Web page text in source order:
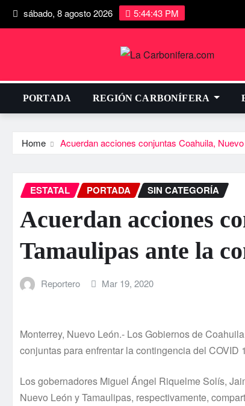
sábado, 8 agosto 2026 5:44:44 PM
PORTADA REGIÓN CARBONÍFERA
Home Acuerdan acciones conjuntas Coahuila,
ESTATAL PORTADA SIN CATEGORÍA
Acuerdan acciones
Tamaulipas ante la
Reportero Mar 19, 2020
Monterrey, Nuevo León.- Los Gobiernos de
conjuntas para enfrentar la contingencia del
Los gobernadores Miguel Ángel Riquelme Solís,
Nuevo León y Tamaulipas, respectivamente,